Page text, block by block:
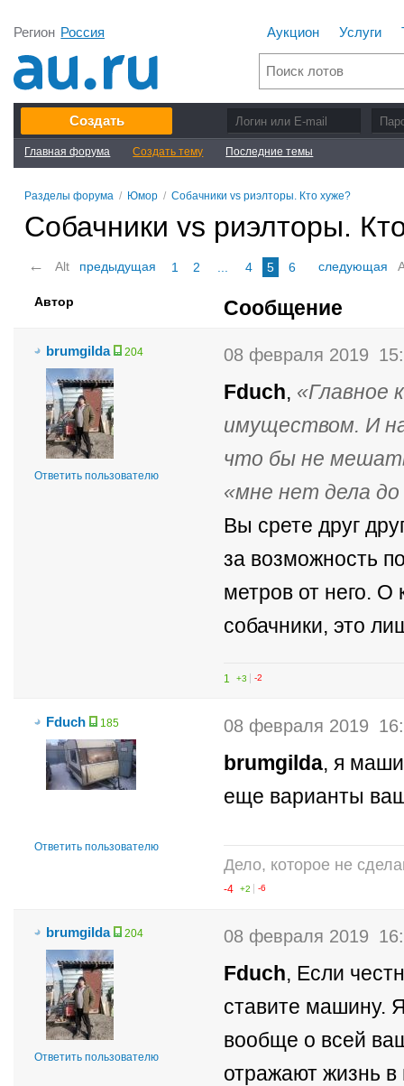
Регион Россия Аукцион Услуги
Создать
Главная форума Создать тему Последние темы
Разделы форума / Юмор / Собачники vs риэлторы. Кто хуже?
Собачники vs риэлторы.
1 2 4 5 6
← Alt предыдущая следующая
Автор Сообщение
brumgilda 204
Ответить пользователю
08 февраля 2019
Fduch,
Главное
имуществом. И
что бы не
мне нет дела
Вы срете друг
за возможность
метров от него. О
собачники, это
1 +3 -2
Fduch 185
Ответить пользователю
08 февраля 2019
brumgilda, я
еще варианты
Дело, которое не
-4 +2 -6
brumgilda 204
Ответить пользователю
08 февраля 2019
Fduch, Если
ставите машину.
вообще о всей
отражают жизнь